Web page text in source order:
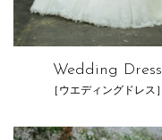
Wedding Dress
［ウエディングドレス］